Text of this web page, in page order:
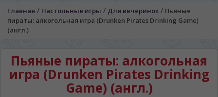
Главная / Настольные игры / Для вечеринок / Пьяные
пираты: алкогольная игра (Drunken Pirates Drinking Game)
(англ.)
Пьяные пираты: алкогольная
игра (Drunken Pirates Drinking
Game) (англ.)